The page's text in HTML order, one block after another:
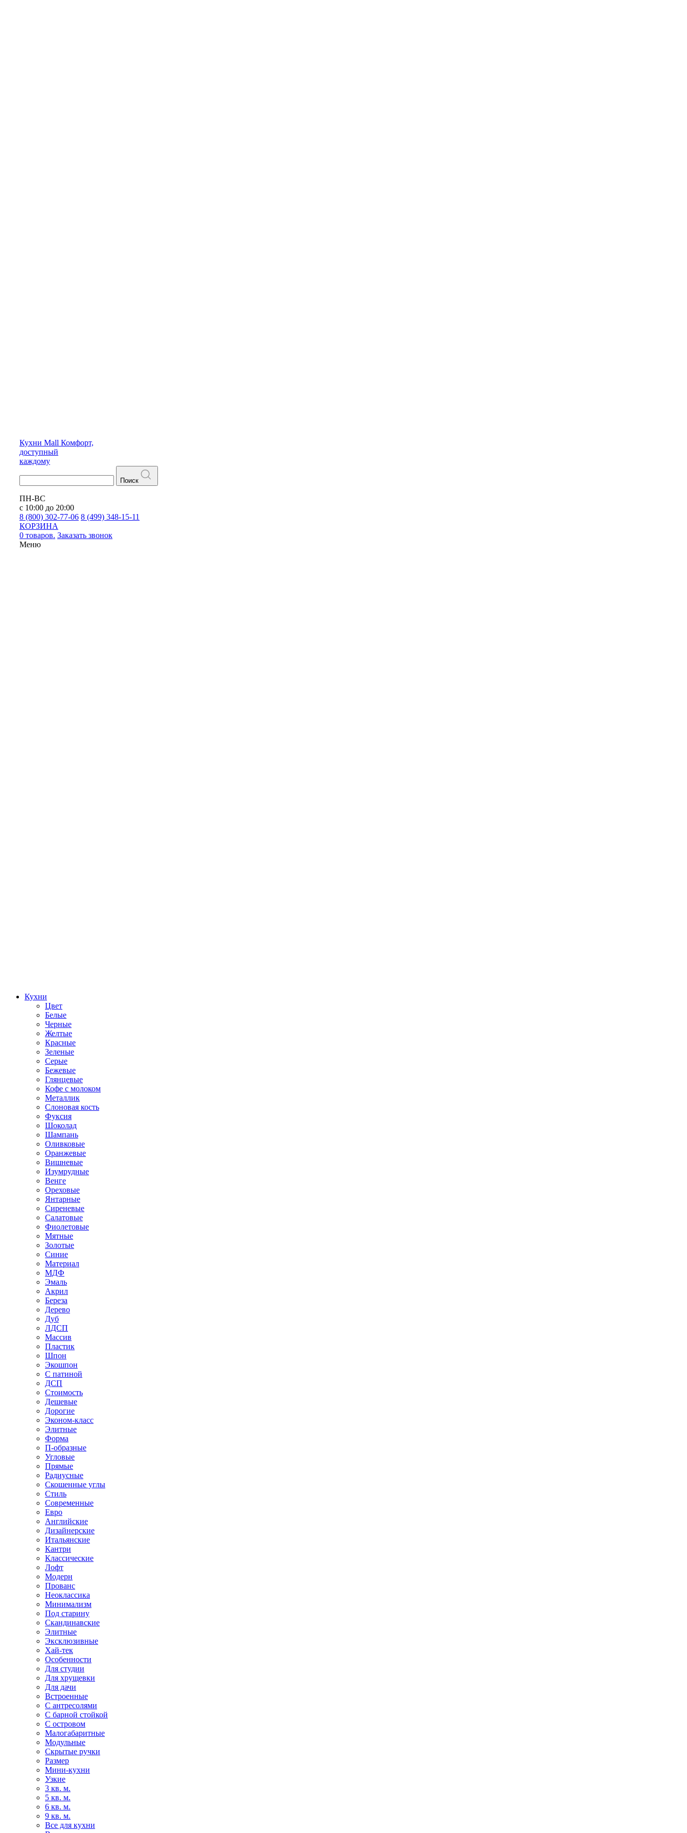
Кухни Mall Комфорт,
доступный
каждому
Поиск
ПН-ВС
с 10:00 до 20:00
8 (800) 302-77-06 8 (499) 348-15-11
КОРЗИНА
0 товаров. Заказать звонок
Меню
Кухни
Цвет
Белые
Черные
Желтые
Красные
Зеленые
Серые
Бежевые
Глянцевые
Кофе с молоком
Металлик
Слоновая кость
Фуксия
Шоколад
Шампань
Оливковые
Оранжевые
Вишневые
Изумрудные
Венге
Ореховые
Янтарные
Сиреневые
Салатовые
Фиолетовые
Мятные
Золотые
Синие
Материал
МДФ
Эмаль
Акрил
Береза
Дерево
Дуб
ЛДСП
Массив
Пластик
Шпон
Экошпон
С патиной
ДСП
Стоимость
Дешевые
Дорогие
Эконом-класс
Элитные
Форма
П-образные
Угловые
Прямые
Радиусные
Скошенные углы
Стиль
Современные
Евро
Английские
Дизайнерские
Итальянские
Кантри
Классические
Лофт
Модерн
Прованс
Неоклассика
Минимализм
Под старину
Скандинавские
Элитные
Эксклюзивные
Хай-тек
Особенности
Для студии
Для хрущевки
Для дачи
Встроенные
С антресолями
С барной стойкой
С островом
Малогабаритные
Модульные
Скрытые ручки
Размер
Мини-кухни
Узкие
3 кв. м.
5 кв. м.
6 кв. м.
9 кв. м.
Все для кухни